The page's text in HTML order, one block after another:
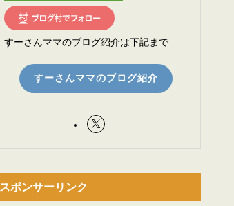
すーさんママのブログ紹介は下記まで
すーさんママのブログ紹介
スポンサーリンク